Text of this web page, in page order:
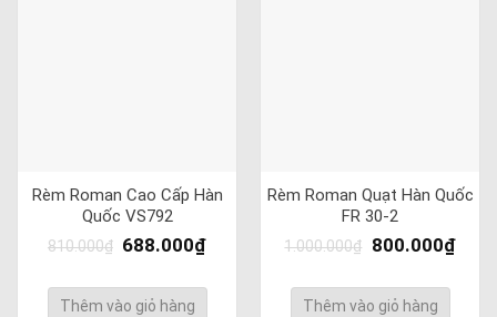
Rèm Roman Cao Cấp Hàn
Quốc VS792
810.000₫ 688.000₫
Thêm vào giỏ hàng
Rèm Roman Quạt Hàn Quốc
FR 30-2
1.000.000₫ 800.000₫
Thêm vào giỏ hàng